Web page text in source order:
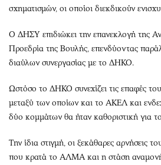
σχηματισμών, οι οποίοι διεκδικούν
Ο ΔΗΣΥ επιδιώκει την επανεκλογή της
Προεδρία της Βουλής, επενδύοντας
διαύλων συνεργασίας με το ΔΗΚΟ.
Ωστόσο το ΔΗΚΟ συνεχίζει τις επαφές
μεταξύ των οποίων και το ΑΚΕΛ και
δύο κομμάτων θα ήταν καθοριστική για
Την ίδια στιγμή, οι ξεκάθαρες αρνήσεις
που κρατά το ΑΛΜΑ και η στάση